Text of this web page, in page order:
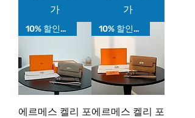
가
가
10% 할인가!
에르메스 켈리 포
10% 할인가!
에르메스 켈리 포